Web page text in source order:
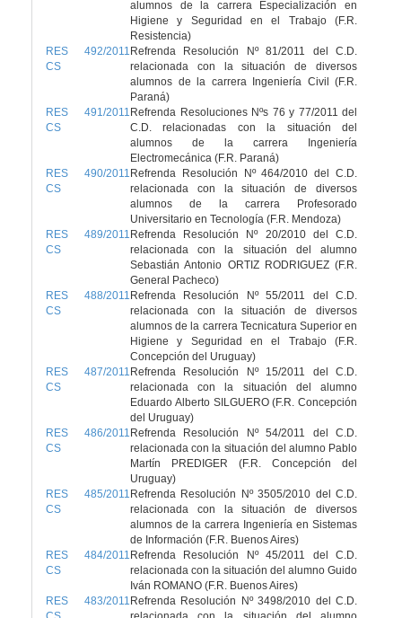
alumnos de la carrera Especialización en
Higiene y Seguridad en el Trabajo (F.R.
Resistencia)
RES 492/2011
CS
Refrenda Resolución Nº 81/2011 del C.D.
relacionada con la situación de diversos
alumnos de la carrera Ingeniería Civil (F.R.
Paraná)
RES 491/2011
CS
Refrenda Resoluciones Nºs 76 y 77/2011 del
C.D. relacionadas con la situación del
alumnos de la carrera Ingeniería
Electromecánica (F.R. Paraná)
RES 490/2011
CS
Refrenda Resolución Nº 464/2010 del C.D.
relacionada con la situación de diversos
alumnos de la carrera Profesorado
Universitario en Tecnología (F.R. Mendoza)
RES 489/2011
CS
Refrenda Resolución Nº 20/2010 del C.D.
relacionada con la situación del alumno
Sebastián Antonio ORTIZ RODRIGUEZ (F.R.
General Pacheco)
RES 488/2011
CS
Refrenda Resolución Nº 55/2011 del C.D.
relacionada con la situación de diversos
alumnos de la carrera Tecnicatura Superior en
Higiene y Seguridad en el Trabajo (F.R.
Concepción del Uruguay)
RES 487/2011
CS
Refrenda Resolución Nº 15/2011 del C.D.
relacionada con la situación del alumno
Eduardo Alberto SILGUERO (F.R. Concepción
del Uruguay)
RES 486/2011
CS
Refrenda Resolución Nº 54/2011 del C.D.
relacionada con la situación del alumno Pablo
Martín PREDIGER (F.R. Concepción del
Uruguay)
RES 485/2011
CS
Refrenda Resolución Nº 3505/2010 del C.D.
relacionada con la situación de diversos
alumnos de la carrera Ingeniería en Sistemas
de Información (F.R. Buenos Aires)
RES 484/2011
CS
Refrenda Resolución Nº 45/2011 del C.D.
relacionada con la situación del alumno Guido
Iván ROMANO (F.R. Buenos Aires)
RES 483/2011 Refrenda Resolución Nº 3498/2010 del C.D.